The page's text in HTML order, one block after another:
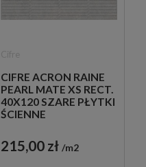
CIFRE ACRON RAINE
PEARL MATE XS RECT.
40X120 SZARE PŁYTKI
ŚCIENNE
215,00 zł m2